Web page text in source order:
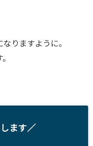
りますように。
ます／